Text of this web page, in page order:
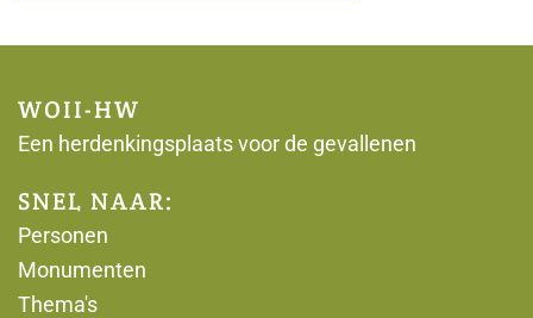
WOII-HW
Een herdenkingsplaats voor de gevallenen
SNEL NAAR:
Personen
Monumenten
Thema's